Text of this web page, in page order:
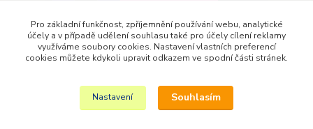
strana z 1
Pro základní funkčnost, zpříjemnění používání webu, analytické
účely a v případě udělení souhlasu také pro účely cílení reklamy
využíváme soubory cookies. Nastavení vlastních preferencí
cookies můžete kdykoli upravit odkazem ve spodní části stránek.
Nastavení Souhlasím